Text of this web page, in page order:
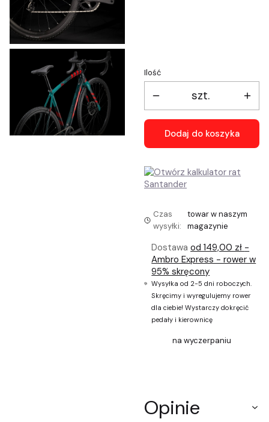
Ilość
szt.
Dodaj do koszyka
Czas
wysyłki:
towar w naszym
magazynie
Dostawaod 149,00 zł -
Ambro Express - rower w
95% skręcony
Wysyłka od 2-5 dni roboczych.
Skręcimy i wyregulujemy rower
dla ciebie! Wystarczy dokręcić
pedały i kierownicę
na wyczerpaniu
Opinie